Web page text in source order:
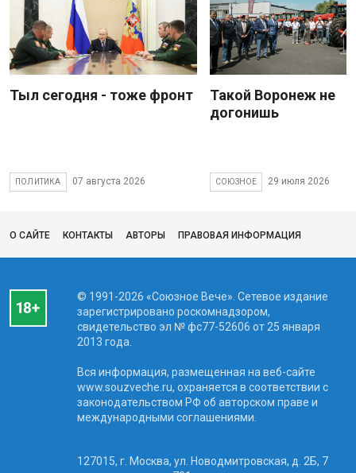
Тыл сегодня - тоже фронт
ПОЛИТИКА 07 августа 2026
Такой Воронеж не
догонишь
СОЮЗНОЕ 29 июля 2026
О САЙТЕ КОНТАКТЫ АВТОРЫ ПРАВОВАЯ ИНФОРМАЦИЯ
© 1991-2026 «Союзное Вече». Сетевое издание
зарегистрировано роскомнадзором,
свидетельство эл № фc77-52606 от 25 января
2013 года.
Вся информация, размещенная на веб-сайте
www.souzveche.ru, охраняется в соответствии с
законодательством РФ об авторском праве и
международными соглашениями.
127015, г. Москва, ул. Новодмитровская, д. 2Б, 7